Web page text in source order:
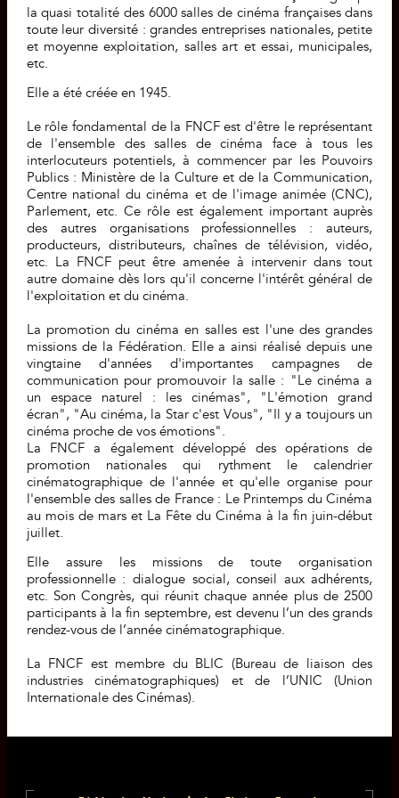
la quasi totalité des 6000 salles de cinéma françaises dans
toute leur diversité : grandes entreprises nationales, petite
et moyenne exploitation, salles art et essai, municipales,
etc.
Elle a été créée en 1945.
Le rôle fondamental de la FNCF est d'être le représentant
de l'ensemble des salles de cinéma face à tous les
interlocuteurs potentiels, à commencer par les Pouvoirs
Publics : Ministère de la Culture et de la Communication,
Centre national du cinéma et de l'image animée (CNC),
Parlement, etc. Ce rôle est également important auprès
des autres organisations professionnelles : auteurs,
producteurs, distributeurs, chaînes de télévision, vidéo,
etc. La FNCF peut être amenée à intervenir dans tout
autre domaine dès lors qu'il concerne l'intérêt général de
l'exploitation et du cinéma.
La promotion du cinéma en salles est l'une des grandes
missions de la Fédération. Elle a ainsi réalisé depuis une
vingtaine d'années d'importantes campagnes de
communication pour promouvoir la salle : "Le cinéma a
un espace naturel : les cinémas", "L'émotion grand
écran", "Au cinéma, la Star c'est Vous", "Il y a toujours un
cinéma proche de vos émotions".
La FNCF a également développé des opérations de
promotion nationales qui rythment le calendrier
cinématographique de l'année et qu'elle organise pour
l'ensemble des salles de France : Le Printemps du Cinéma
au mois de mars et La Fête du Cinéma à la fin juin-début
juillet.
Elle assure les missions de toute organisation
professionnelle : dialogue social, conseil aux adhérents,
etc. Son Congrès, qui réunit chaque année plus de 2500
participants à la fin septembre, est devenu l’un des grands
rendez-vous de l’année cinématographique.
La FNCF est membre du BLIC (Bureau de liaison des
industries cinématographiques) et de l’UNIC (Union
Internationale des Cinémas).